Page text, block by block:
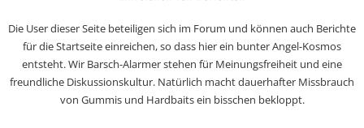
Die User dieser Seite beteiligen sich im Forum und können auch Berichte
für die Startseite einreichen, so dass hier ein bunter Angel-Kosmos
entsteht. Wir Barsch-Alarmer stehen für Meinungsfreiheit und eine
freundliche Diskussionskultur. Natürlich macht dauerhafter Missbrauch
von Gummis und Hardbaits ein bisschen bekloppt.